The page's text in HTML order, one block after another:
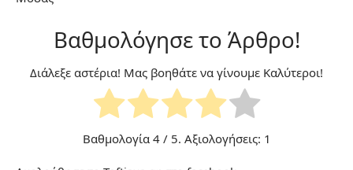
Βαθμολόγησε το Άρθρο!
Διάλεξε αστέρια! Μας βοηθάτε να γίνουμε Καλύτεροι!
Βαθμολογία 4/ 5. Αξιολογήσεις: 1